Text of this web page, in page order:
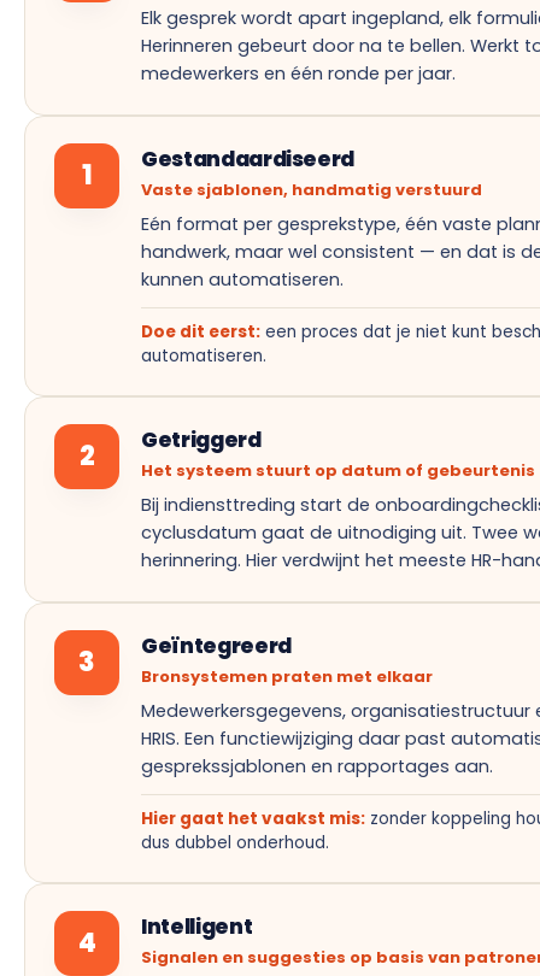
Elk gesprek wordt apart ingepland, elk
Herinneren gebeurt door na te bellen. Werkt
medewerkers en één ronde per jaar.
1 Gestandaardiseerd
Vaste sjablonen, handmatig verstuurd
Eén format per gesprekstype, één vaste
handwerk, maar wel consistent — en dat is
kunnen automatiseren.
Doe dit eerst: een proces dat je niet kunt
automatiseren.
2 Getriggerd
Het systeem stuurt op datum of gebeurtenis
Bij indiensttreding start de
cyclusdatum gaat de uitnodiging uit. Twee
herinnering. Hier verdwijnt het meeste HR-
3 Geïntegreerd
Bronsystemen praten met elkaar
Medewerkersgegevens, organisatiestructuur
HRIS. Een functiewijziging daar past
gesprekssjablonen en rapportages aan.
Hier gaat het vaakst mis: zonder koppeling
dus dubbel onderhoud.
4 Intelligent
Signalen en suggesties op basis van